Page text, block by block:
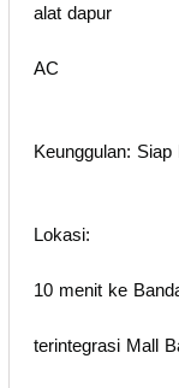
alat dapur
AC
Keunggulan:
Lokasi:
10 menit ke
terintegrasi Mall